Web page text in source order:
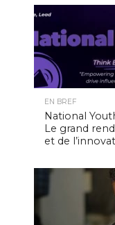
EN BREF
National
Le grand
et de